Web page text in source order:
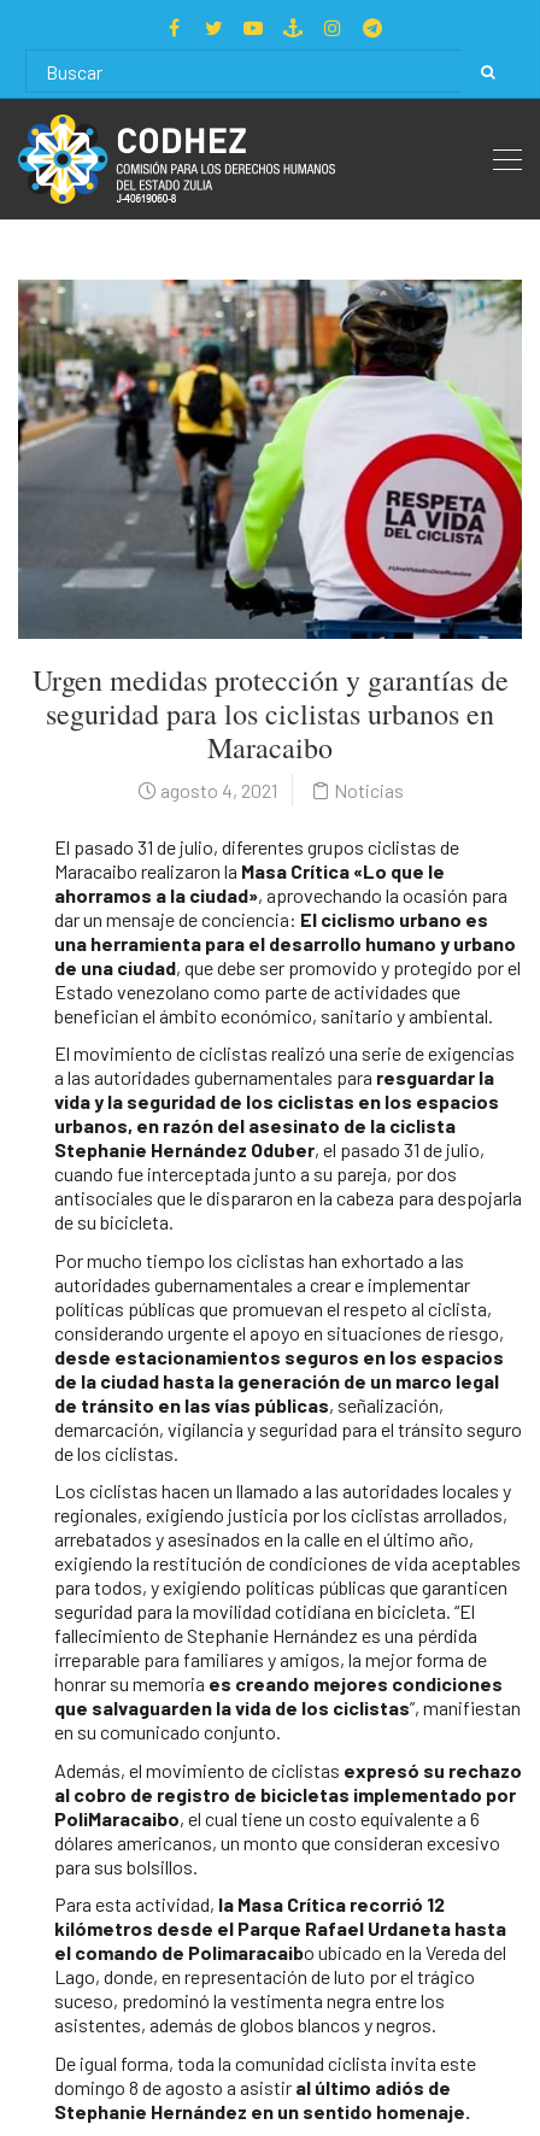
Urgen medidas protección y garantías de
seguridad para los ciclistas urbanos en
Maracaibo
agosto 4, 2021 Noticias
El pasado 31 de julio, diferentes grupos ciclistas de
Maracaibo realizaron la Masa Crítica «Lo que le
ahorramos a la ciudad», aprovechando la ocasión para
dar un mensaje de conciencia: El ciclismo urbano es
una herramienta para el desarrollo humano y urbano
de una ciudad, que debe ser promovido y protegido por el
Estado venezolano como parte de actividades que
benefician el ámbito económico, sanitario y ambiental.
El movimiento de ciclistas realizó una serie de exigencias
a las autoridades gubernamentales para resguardar la
vida y la seguridad de los ciclistas en los espacios
urbanos, en razón del asesinato de la ciclista
Stephanie Hernández Oduber, el pasado 31 de julio,
cuando fue interceptada junto a su pareja, por dos
antisociales que le dispararon en la cabeza para despojarla
de su bicicleta.
Por mucho tiempo los ciclistas han exhortado a las
autoridades gubernamentales a crear e implementar
políticas públicas que promuevan el respeto al ciclista,
considerando urgente el apoyo en situaciones de riesgo,
desde estacionamientos seguros en los espacios
de la ciudad hasta la generación de un marco legal
de tránsito en las vías públicas, señalización,
demarcación, vigilancia y seguridad para el tránsito seguro
de los ciclistas.
Los ciclistas hacen un llamado a las autoridades locales y
regionales, exigiendo justicia por los ciclistas arrollados,
arrebatados y asesinados en la calle en el último año,
exigiendo la restitución de condiciones de vida aceptables
para todos, y exigiendo políticas públicas que garanticen
seguridad para la movilidad cotidiana en bicicleta. “El
fallecimiento de Stephanie Hernández es una pérdida
irreparable para familiares y amigos, la mejor forma de
honrar su memoria es creando mejores condiciones
que salvaguarden la vida de los ciclistas”, manifiestan
en su comunicado conjunto.
Además, el movimiento de ciclistas expresó su rechazo
al cobro de registro de bicicletas implementado por
PoliMaracaibo, el cual tiene un costo equivalente a 6
dólares americanos, un monto que consideran excesivo
para sus bolsillos.
Para esta actividad, la Masa Crítica recorrió 12
kilómetros desde el Parque Rafael Urdaneta hasta
el comando de Polimaracaibo ubicado en la Vereda del
Lago, donde, en representación de luto por el trágico
suceso, predominó la vestimenta negra entre los
asistentes, además de globos blancos y negros.
De igual forma, toda la comunidad ciclista invita este
domingo 8 de agosto a asistir al último adiós de
Stephanie Hernández en un sentido homenaje.